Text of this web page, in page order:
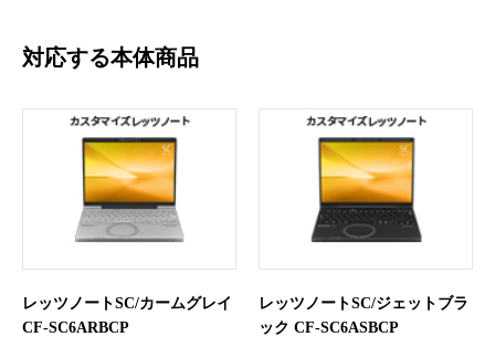
対応する本体商品
レッツノートSC/カームグレイ
CF-SC6ARBCP
レッツノートSC/ジェットブラ
ック CF-SC6ASBCP